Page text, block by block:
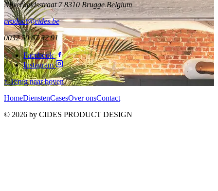
Nijverheidsstraat 7 8310 Brugge Belgium
product@cides.be
0032 50 67 32 91
Facebook
Instagram
↑ Terug naar boven
HomeDienstenCasesOver onsContact
© 2026 by CIDES PRODUCT DESIGN